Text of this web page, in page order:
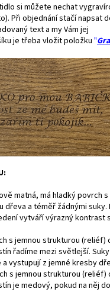
si můžete nechat
Při objednání stačí napsat
text a my Vám jej
je třeba vložit položku "
matná, má hladký povrch s
dřeva a téměř žádnými suky.
vytváří výrazný kontrast
s jemnou strukturou (reliéf)
řadíme mezi světlejší.
vystupují z jemné kresby
s jemnou strukturou (reliéf)
je medový, pokud na něj